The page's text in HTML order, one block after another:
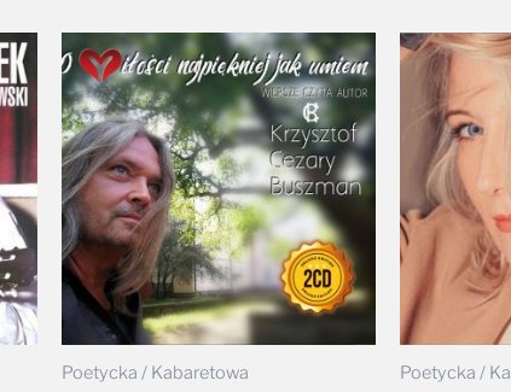
Poetycka / Kabaretowa Poetycka /